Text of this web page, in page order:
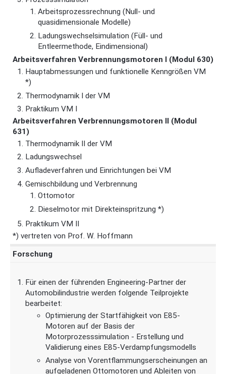
Arbeitsprozessrechnung (Null- und
quasidimensionale Modelle)
Ladungswechselsimulation (Füll- und
Entleermethode, Eindimensional)
Arbeitsverfahren Verbrennungsmotoren I (Modul 630)
Hauptabmessungen und funktionelle Kenngrößen VM
*)
Thermodynamik I der VM
Praktikum VM I
Arbeitsverfahren Verbrennungsmotoren II (Modul
631)
Thermodynamik II der VM
Ladungswechsel
Aufladeverfahren und Einrichtungen bei VM
Gemischbildung und Verbrennung
Ottomotor
Dieselmotor mit Direkteinspritzung *)
Praktikum VM II
*) vertreten von Prof. W. Hoffmann
Forschung
Für einen der führenden Engineering-Partner der
Automobilindustrie werden folgende Teilprojekte
bearbeitet:
Optimierung der Startfähigkeit von E85-
Motoren auf der Basis der
Motorprozesssimulation - Erstellung und
Validierung eines E85-Verdampfungsmodells
Analyse von Vorentflammungserscheinungen an
aufgeladenen Ottomotoren und Ableiten von